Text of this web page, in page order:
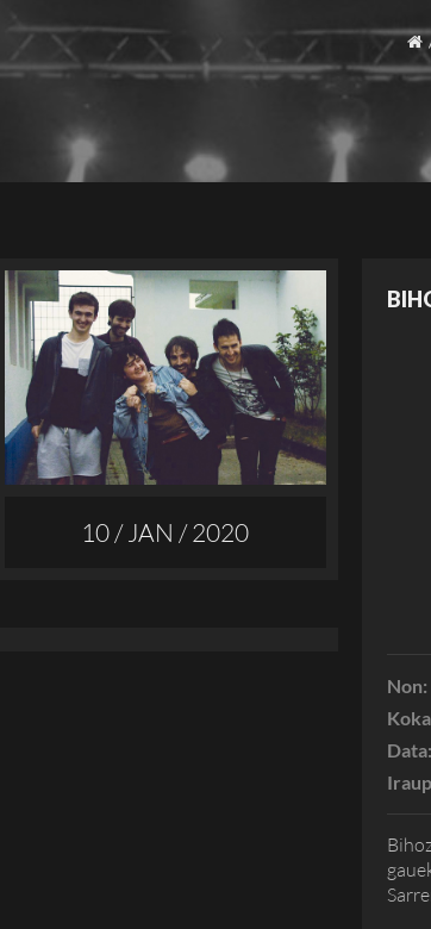
10 / JAN / 2020
Non:
Data: